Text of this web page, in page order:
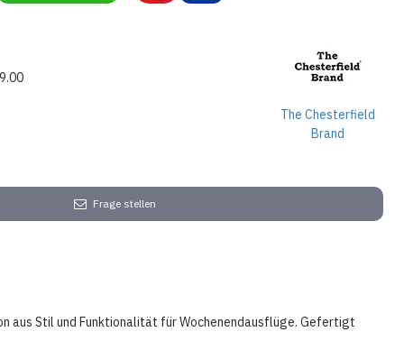
The Chesterfield
Brand
Frage stellen
aus Stil und Funktionalität für Wochenendausflüge. Gefertigt